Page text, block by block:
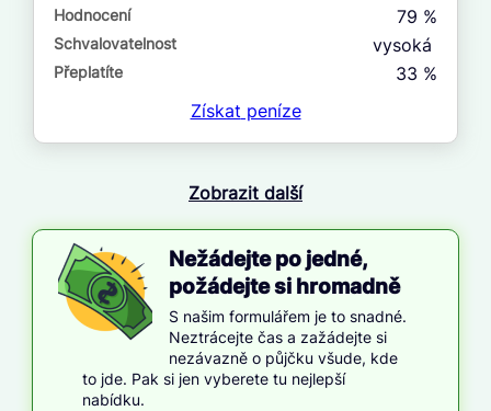
Hodnocení 79 %
Schvalovatelnost vysoká
Přeplatíte
33 %
Získat peníze
Zobrazit další
Nežádejte po jedné,
požádejte si hromadně
S našim formulářem je to snadné.
Neztrácejte čas a zažádejte si
nezávazně o půjčku všude, kde
to jde. Pak si jen vyberete tu nejlepší
nabídku.